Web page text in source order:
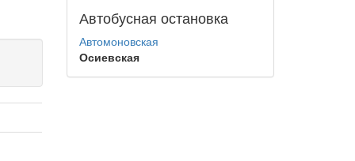
Автобусная остановка
Автомоновская
Осиевская